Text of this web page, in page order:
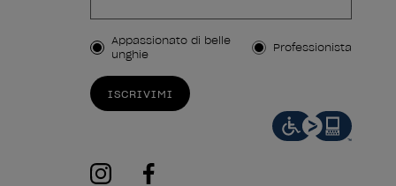
Tipo di cliente
Appassionato di belle
unghie
Professionista
ISCRIVIMI